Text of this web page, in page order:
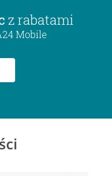
z rabatami
Mobile